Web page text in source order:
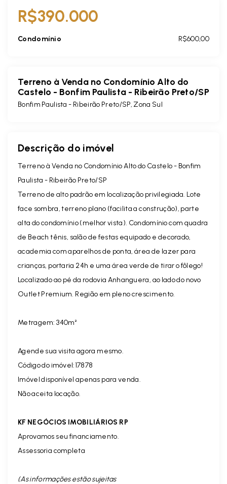
R$390.000
Condomínio R$600,00
Terreno à Venda no Condomínio Alto do
Castelo - Bonfim Paulista - Ribeirão Preto/SP
Bonfim Paulista - Ribeirão Preto/SP, Zona Sul
Descrição do imóvel
Terreno à Venda no Condomínio Alto do Castelo - Bonfim
Paulista - Ribeirão Preto/SP
Terreno de alto padrão em localização privilegiada. Lote
face sombra, terreno plano (facilita a construção), parte
alta do condomínio (melhor vista). Condomínio com quadra
de Beach tênis, salão de festas equipado e decorado,
academia com aparelhos de ponta, área de lazer para
crianças, portaria 24h e uma área verde de tirar o fôlego!
Localizado ao pé da rodovia Anhanguera, ao lado do novo
Outlet Premium. Região em pleno crescimento.
Metragem: 340m²
Agende sua visita agora mesmo.
Código do imóvel:17878
Imóvel disponível apenas para venda.
Não aceita locação.
KF NEGÓCIOS IMOBILIÁRIOS RP
Aprovamos seu financiamento.
Assessoria completa
(As informações estão sujeitas